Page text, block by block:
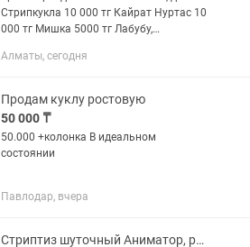
Стрипкукла 10 000 тг Кайрат Нуртас 10
000 тг Мишка 5000 тг Лабубу,
Алматы, сегодня
Продам куклу ростовую
50 000 ₸
50.000 +колонка В идеальном
состоянии
Павлодар, вчера
Стриптиз шуточный Аниматор, ростовые куклы, экспресс поздравления